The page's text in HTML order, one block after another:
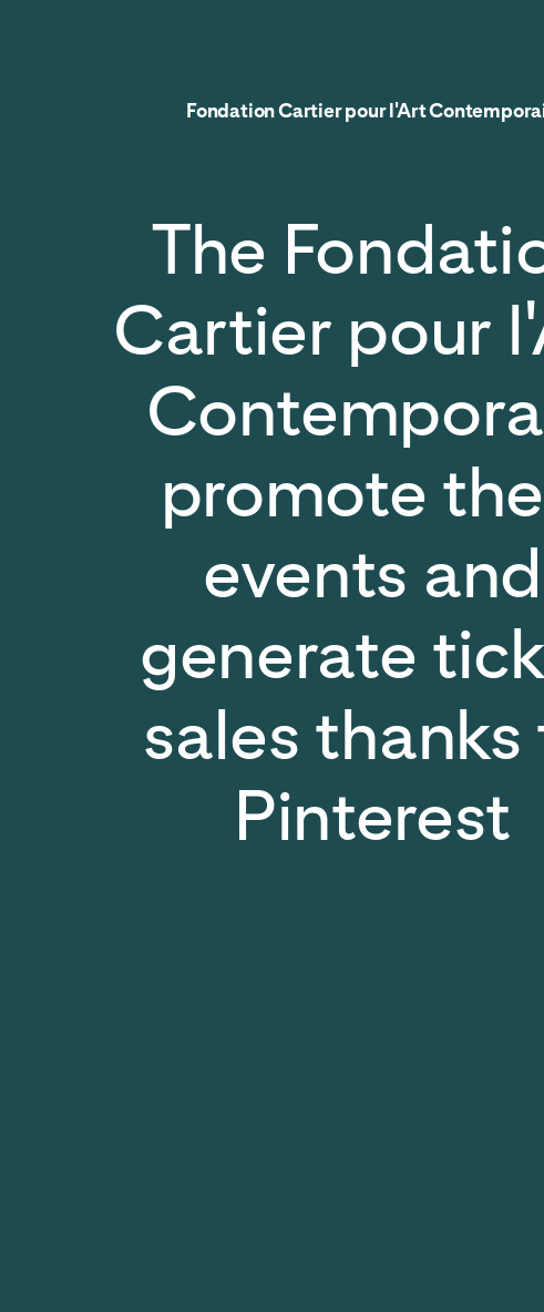
Fondation Cartier pour l'Art
The
Cartier pour
promote
events and
generate
sales thanks
Pinterest